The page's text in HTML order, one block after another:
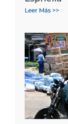
Leer Más >>